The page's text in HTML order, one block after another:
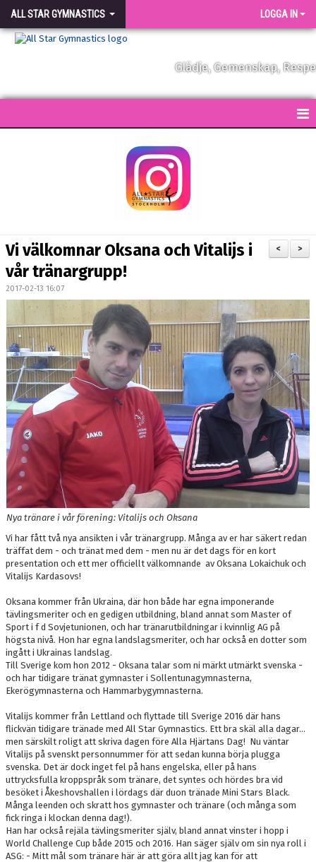
ALL STAR GYMNASTICS LOGGA IN
Glädje, Gemenskap,
VÅRA TRÄNARE
DOKUMENT
BOKNING
FRITIDSKORTET
VÅRA GULDSTÖDMEDLEMMAR
>
<
Vi välkomnar Oksana och Vitalijs i
vår tränargrupp!
2017-02-13 16:07
Nya tränare i vår förening: Vitalijs och Oksana
Vi har fått två nya ansikten i vår tränargrupp. Många av er har säkert redan
träffat dem - och tränat med dem - men nu är det dags för en kort
presentation och ett mer officiellt välkomnande av Oksana Lokaichuk och
Vitalijs Kardasovs!
Oksana kommer från Ukraina, där hon både har egna imponerande
tävlingsmeriter och en gedigen utbildning, bland annat som Master of
Sport i f d Sovjetunionen, och har tränarutbildningar i kvinnlig AG på
högsta nivå. Hon har egna landslagsmeriter, och har också en dotter som
ingått i Ukrainas landslag.
Till Sverige kom hon 2012 - Oksana talar som ni märkt utmärkt svenska -
och har tidigare tränat gymnaster i Sollentunagymnasterna,
Ekerögymnasterna och Hammarbygymnasterna.
Vitalijs kommer från Lettland och flyttade till Sverige 2016 där hans
flickvän tidigare tränade med All Star Gymnastics. Ett bra skäl alla dagar...
men särskilt roligt att skriva dagen före Alla Hjärtans Dag! Nu väntar
Vitalijs på svenskt personnummer för att sedan kunna börja plugga
svenska. Det är dock inget fel på hans engelska, eller på hans
uttrycksfulla kroppspråk som tränare, det syntes och hördes bra vid
besöket i Åkeshovshallen i lördags där duon tränade Mini Stars Black.
Många leenden och skratt hos gymnaster och tränare (och många som
fick ringa i klockan denna dag!).
Han har också rejäla tävlingsmeriter själv, bland annat vinster i hopp i
World Challenge Cup både 2015 och 2016. Han säger själv om sin nya roll i
ASG: - Mitt mål som tränare här är att göra allt jag kan för att